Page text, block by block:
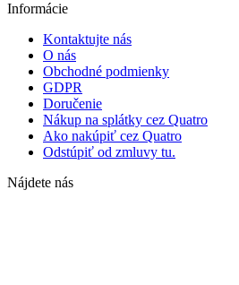
Informácie
Kontaktujte nás
O nás
Obchodné podmienky
GDPR
Doručenie
Nákup na splátky cez Quatro
Ako nakúpiť cez Quatro
Odstúpiť od zmluvy tu.
Nájdete nás